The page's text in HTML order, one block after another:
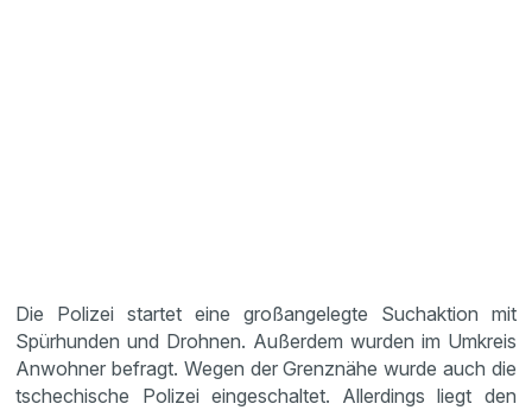
Die Polizei startet eine großangelegte Suchaktion mit
Spürhunden und Drohnen. Außerdem wurden im Umkreis
Anwohner befragt. Wegen der Grenznähe wurde auch die
tschechische Polizei eingeschaltet. Allerdings liegt den